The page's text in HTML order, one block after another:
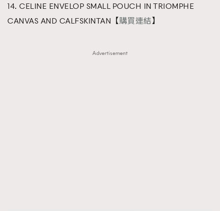
14. CELINE ENVELOP SMALL POUCH IN TRIOMPHE
CANVAS AND CALFSKINTAN【購買連結】
Advertisement